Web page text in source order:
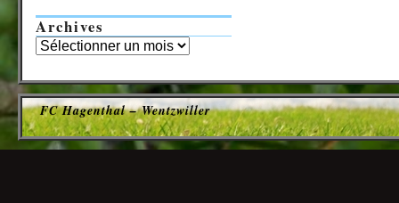
Archives
FC Hagenthal – Wentzwiller